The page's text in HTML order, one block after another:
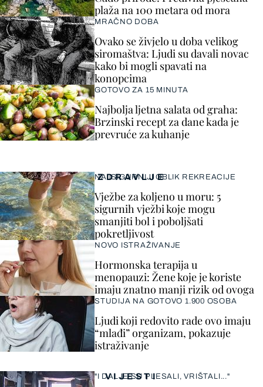
VIJESTI
"I DALJE SU PLESALI, VRIŠTALI..."
ZDRAVLJE
NAJSIGURNIJI OBLIK REKREACIJE
Vježbe za koljeno u moru: 5
sigurnih vježbi koje mogu
smanjiti bol i poboljšati
pokretljivost
NOVO ISTRAŽIVANJE
Hormonska terapija u
menopauzi: Žene koje je koriste
imaju znatno manji rizik od ovoga
STUDIJA NA GOTOVO 1.900 OSOBA
Ljudi koji redovito rade ovo imaju
“mlađi” organizam, pokazuje
istraživanje
plaža na 100 metara od mora
MRAČNO DOBA
Ovako se živjelo u doba velikog
siromaštva: Ljudi su davali novac
kako bi mogli spavati na
konopcima
GOTOVO ZA 15 MINUTA
Najbolja ljetna salata od graha:
Brzinski recept za dane kada je
prevruće za kuhanje